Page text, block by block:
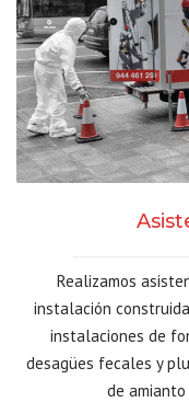
Realizamos
instalación
instalaciones de
desagües fecales y
de